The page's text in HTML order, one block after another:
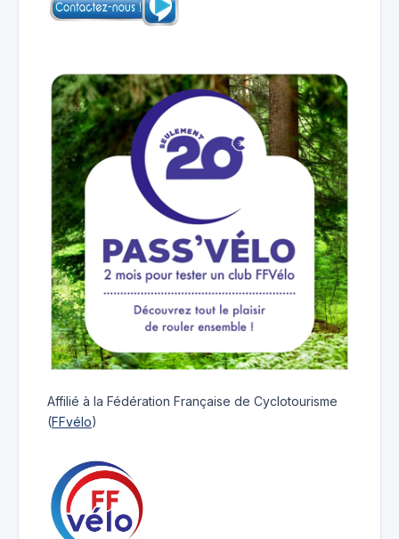
Affilié à la Fédération Française de Cyclotourisme
(FFvélo)